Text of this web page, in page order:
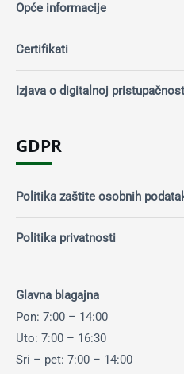
Opće informacije
Certifikati
Izjava o digitalnoj
GDPR
Politika zaštite osobnih
Politika privatnosti
Glavna blagajna
Pon: 7:00 – 14:00
Uto: 7:00 – 16:30
Sri – pet: 7:00 – 14:00